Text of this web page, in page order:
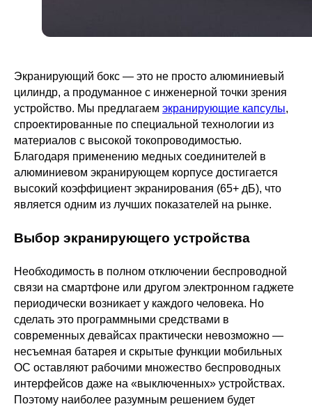
Экранирующий бокс — это не просто алюминиевый
цилиндр, а продуманное с инженерной точки зрения
устройство. Мы предлагаем экранирующие капсулы,
спроектированные по специальной технологии из
материалов с высокой токопроводимостью.
Благодаря применению медных соединителей в
алюминиевом экранирующем корпусе достигается
высокий коэффициент экранирования (65+ дБ), что
является одним из лучших показателей на рынке.
Выбор экранирующего устройства
Необходимость в полном отключении беспроводной
связи на смартфоне или другом электронном гаджете
периодически возникает у каждого человека. Но
сделать это программными средствами в
современных девайсах практически невозможно —
несъемная батарея и скрытые функции мобильных
ОС оставляют рабочими множество беспроводных
интерфейсов даже на «выключенных» устройствах.
Поэтому наиболее разумным решением будет
ПОЛЕЗНЫЕ МАТЕРИАЛЫ
И СКИДКИ ДЛЯ СВОИХ
Подписаться
Нажимая на кнопку «Подписаться», вы даете
согласие на обработку персональных данных в